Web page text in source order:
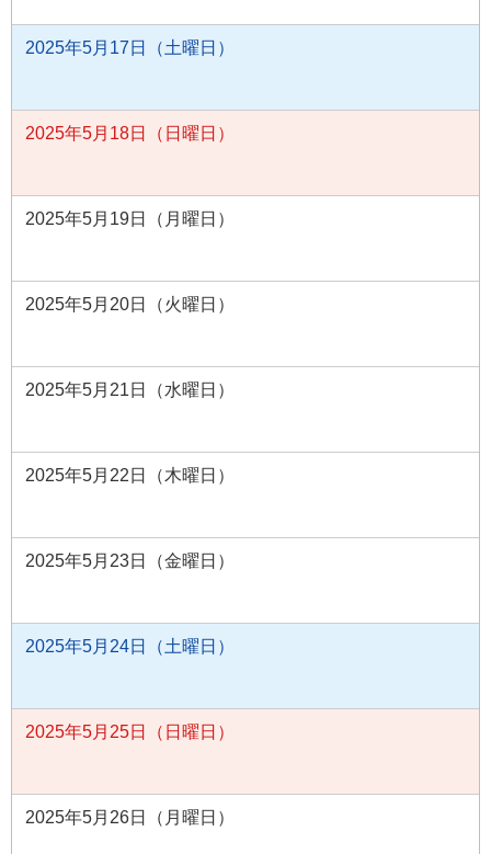
2025年5月17日（土曜日）
2025年5月18日（日曜日）
2025年5月19日（月曜日）
2025年5月20日（火曜日）
2025年5月21日（水曜日）
2025年5月22日（木曜日）
2025年5月23日（金曜日）
2025年5月24日（土曜日）
2025年5月25日（日曜日）
2025年5月26日（月曜日）